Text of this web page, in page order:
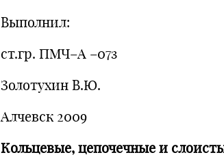
Выполнил:
ст.гр. ПМЧ–А –07з
Золотухин В.Ю.
Алчевск 2009
Кольцевые, цепочечные и